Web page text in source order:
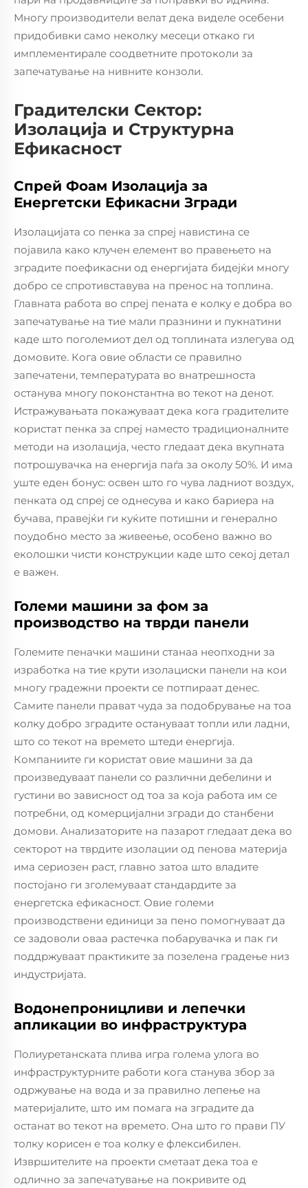
Многу производители велат дека виделе осебени
придобивки само неколку месеци откако ги
имплементирале соодветните протоколи за
запечатување на нивните конзоли.
Градителски Сектор:
Изолација и Структурна
Ефикасност
Спрей Фоам Изолација за
Енергетски Ефикасни Згради
Изолацијата со пенка за спреј навистина се
појавила како клучен елемент во правењето на
зградите поефикасни од енергијата бидејќи многу
добро се спротивставува на пренос на топлина.
Главната работа во спреј пената е колку е добра во
запечатување на тие мали празнини и пукнатини
каде што поголемиот дел од топлината излегува од
домовите. Кога овие области се правилно
запечатени, температурата во внатрешноста
останува многу поконстантна во текот на денот.
Истражувањата покажуваат дека кога градителите
користат пенка за спреј наместо традиционалните
методи на изолација, често гледаат дека вкупната
потрошувачка на енергија паѓа за околу 50%. И има
уште еден бонус: освен што го чува ладниот воздух,
пенката од спреј се однесува и како бариера на
бучава, правејќи ги куќите потишни и генерално
поудобно место за живеење, особено важно во
еколошки чисти конструкции каде што секој детал
е важен.
Големи машини за фом за
производство на тврди панели
Големите пеначки машини станаа неопходни за
изработка на тие крути изолациски панели на кои
многу градежни проекти се потпираат денес.
Самите панели прават чуда за подобрување на тоа
колку добро зградите остануваат топли или ладни,
што со текот на времето штеди енергија.
Компаниите ги користат овие машини за да
произведуваат панели со различни дебелини и
густини во зависност од тоа за која работа им се
потребни, од комерцијални згради до станбени
домови. Анализаторите на пазарот гледаат дека во
секторот на тврдите изолации од пенова материја
има сериозен раст, главно затоа што владите
постојано ги зголемуваат стандардите за
енергетска ефикасност. Овие големи
производствени единици за пено помогнуваат да
се задоволи оваа растечка побарувачка и пак ги
поддржуваат практиките за позелена градење низ
индустријата.
Водонепроницливи и лепечки
апликации во инфраструктура
Полиуретанската плива игра голема улога во
инфраструктурните работи кога станува збор за
одржување на вода и за правилно лепење на
материјалите, што им помага на зградите да
останат во текот на времето. Она што го прави ПУ
толку корисен е тоа колку е флексибилен.
Извршителите на проекти сметаат дека тоа е
одлично за запечатување на покривите од